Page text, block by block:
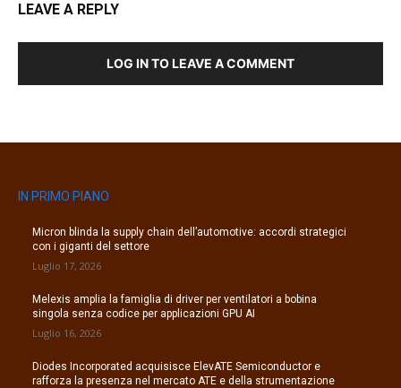
LEAVE A REPLY
LOG IN TO LEAVE A COMMENT
IN PRIMO PIANO
Micron blinda la supply chain dell’automotive: accordi strategici
con i giganti del settore
Luglio 17, 2026
Melexis amplia la famiglia di driver per ventilatori a bobina
singola senza codice per applicazioni GPU AI
Luglio 16, 2026
Diodes Incorporated acquisisce ElevATE Semiconductor e
rafforza la presenza nel mercato ATE e della strumentazione